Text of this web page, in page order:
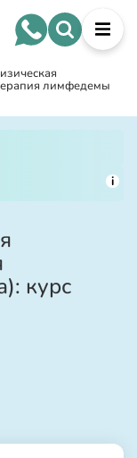
лимфедемы
i
курс